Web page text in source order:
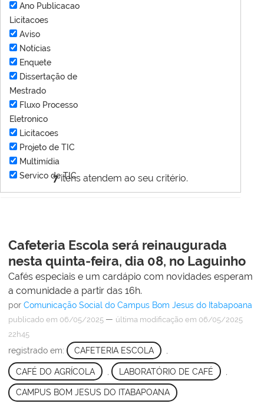
7itens atendem ao seu critério.
Ano Publicacao
Licitacoes
Aviso
Notícias
Enquete
Dissertação de
Mestrado
Fluxo Processo
Eletronico
Licitacoes
Projeto de TIC
Multimídia
Servico de TIC
Cafeteria Escola será reinaugurada
nesta quinta-feira, dia 08, no Laguinho
Cafés especiais e um cardápio com novidades esperam
a comunidade a partir das 16h.
por Comunicação Social do Campus Bom Jesus do Itabapoana
publicado em 06/05/2025 — última modificação em 06/05/2025
22h45
registrado em: CAFETERIA ESCOLA
CAFÉ DO AGRÍCOLA LABORATÓRIO DE CAFÉ
CAMPUS BOM JESUS DO ITABAPOANA